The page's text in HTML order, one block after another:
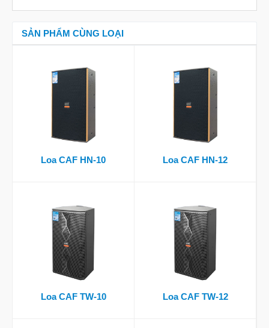
SẢN PHẨM CÙNG LOẠI
Loa CAF HN-10 Loa CAF HN-12
Loa CAF TW-10 Loa CAF TW-12